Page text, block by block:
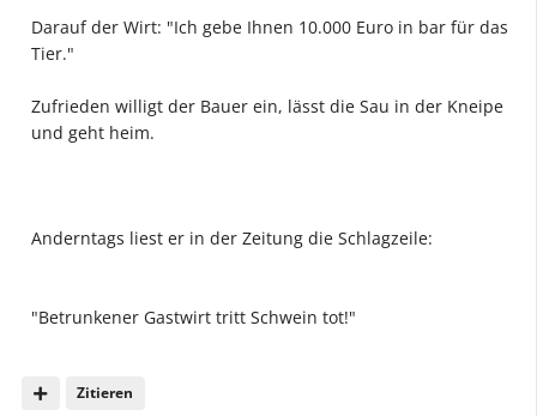
Darauf der Wirt: "Ich gebe Ihnen 10.000 Euro in bar für das
Tier."
Zufrieden willigt der Bauer ein, lässt die Sau in der Kneipe
und geht heim.
Anderntags liest er in der Zeitung die Schlagzeile:
"Betrunkener Gastwirt tritt Schwein tot!"
Zitieren